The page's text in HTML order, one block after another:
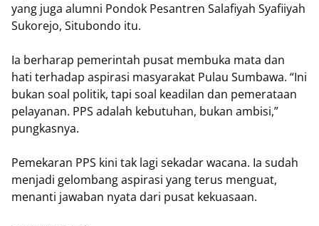
yang juga alumni Pondok Pesantren Salafiyah Syafiiyah
Sukorejo, Situbondo itu.
Ia berharap pemerintah pusat membuka mata dan
hati terhadap aspirasi masyarakat Pulau Sumbawa. “Ini
bukan soal politik, tapi soal keadilan dan pemerataan
pelayanan. PPS adalah kebutuhan, bukan ambisi,”
pungkasnya.
Pemekaran PPS kini tak lagi sekadar wacana. Ia sudah
menjadi gelombang aspirasi yang terus menguat,
menanti jawaban nyata dari pusat kekuasaan.